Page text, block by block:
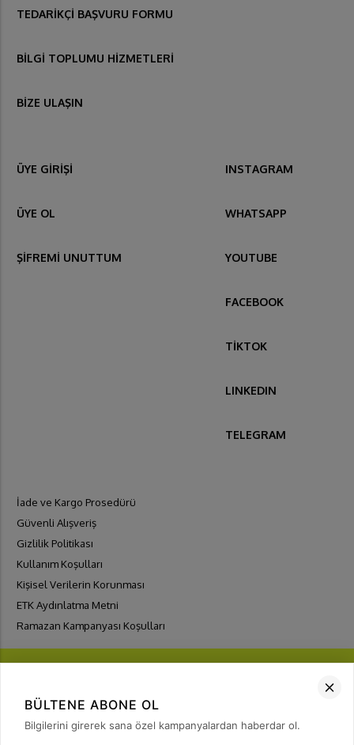
TEDARİKÇİ BAŞVURU FORMU
BİLGİ TOPLUMU HİZMETLERİ
BİZE ULAŞIN
ÜYE GİRİŞİ
ÜYE OL
ŞİFREMİ UNUTTUM
INSTAGRAM
WHATSAPP
YOUTUBE
FACEBOOK
TİKTOK
LINKEDIN
TELEGRAM
İade ve Kargo Prosedürü
Güvenli Alışveriş
Gizlilik Politikası
Kullanım Koşulları
Kişisel Verilerin Korunması
ETK Aydınlatma Metni
Ramazan Kampanyası Koşulları
FIRSATLARIYAKALA
BÜLTENE ABONE OL
Bilgilerini girerek sana özel kampanyalardan haberdar ol.